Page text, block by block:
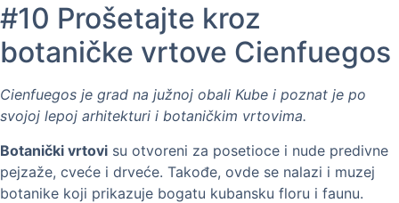
#10 Prošetajte kroz
botaničke vrtove Cienfuegos
Cienfuegos je grad na južnoj obali Kube i poznat je po
svojoj lepoj arhitekturi i botaničkim vrtovima.
Botanički vrtovi su otvoreni za posetioce i nude predivne
pejzaže, cveće i drveće. Takođe, ovde se nalazi i muzej
botanike koji prikazuje bogatu kubansku floru i faunu.